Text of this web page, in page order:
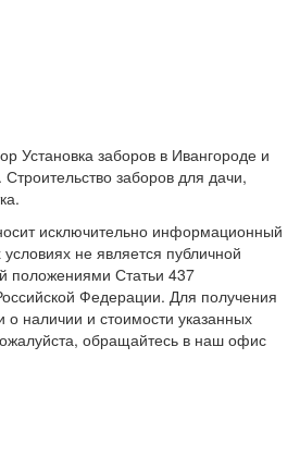
Установка заборов в Ивангороде и
заборов для дачи,
исключительно информационный
не является публичной
положениями Статьи 437
Федерации. Для получения
наличии и стоимости указанных
обращайтесь в наш офис